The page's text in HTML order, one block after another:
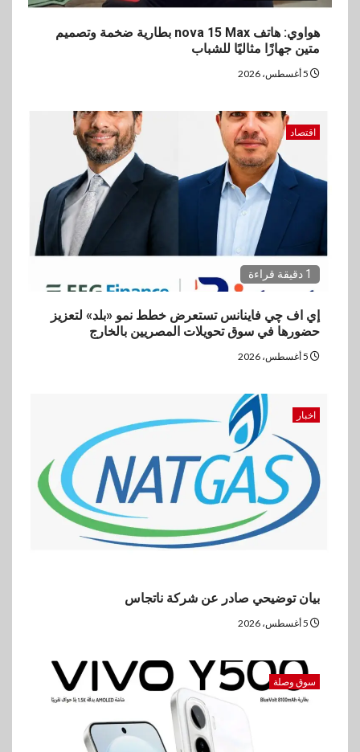
4
سوق وصلة
vivo تشعل المنافسة في مصر
5
بنوك
نكست وكاف للتأمين يطلقان
تحالفًا استراتيجيًا لتقديم حلول
تأمينية متكاملة لعملاء البنك
هواوي: هاتف nova 15 Max بطارية ضخمة وتصميم
متين جهازًا مثاليًا للشباب
اقتصاد
1 دقيقة قراءة
إي اف چي فاينانس تستعرض خطط نمو «بلد» لتعزيز
حضورها في سوق تحويلات المصريين بالخارج
اخبار
بيان توضيحي صادر عن شركة ناتجاس
سوق وصلة